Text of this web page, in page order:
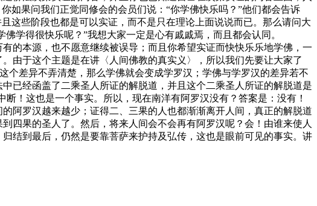
如果问我们正觉同修会的会员们说：“你学佛快乐吗？”他们都会告诉
这些阶段也都是可以实证，而不是只在理论上面说说而已。那么请问大
学得很快乐呢？”我想大家一定是心有戚戚焉，而且都会认同。
本源，也不愿意继续被误导；而且你希望实证而快快乐乐地学佛，一
由于这个主题是在讲〈人间佛教的真实义〉，所以我们先要让大家了
差异不弄清楚，那么学佛就会变成学罗汉；学佛与学罗汉的差异若不
已经函盖了二乘圣人所证的解脱道，并且这个二乘圣人所证的解脱道是
！这也是一个事实。所以，现在南洋有阿罗汉没有？答案是：没有！
阿罗汉越来越少；证得二、三果的人也都渐渐离开人间，真正的解脱道
四果的圣人了。然后，将来人间会不会再有阿罗汉呢？会！由谁来使人
结到最后，仍然是要靠菩萨来护持及弘传，这也是眼前可见的事实。讲